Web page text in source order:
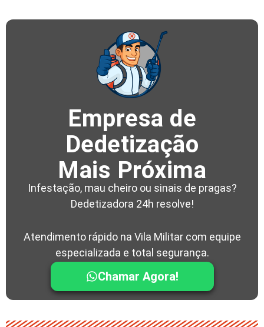
Empresa de
Dedetização
Mais Próxima
Infestação, mau cheiro ou sinais de pragas?
Dedetizadora 24h resolve!
Atendimento rápido na Vila Militar com equipe
especializada e total segurança.
Chamar Agora!